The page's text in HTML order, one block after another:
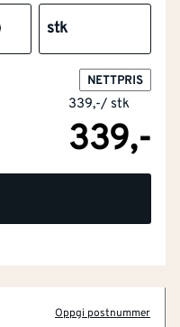
stk
NETTPRIS
339,-/ stk
339,-
Oppgi postnummer